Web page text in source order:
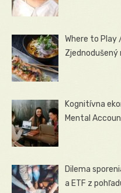
Where to Play
Kognitívna
Mental
Dilema
a ETF z